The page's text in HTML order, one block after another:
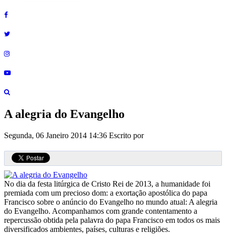
A alegria do Evangelho
Segunda, 06 Janeiro 2014 14:36 Escrito por
No dia da festa litúrgica de Cristo Rei de 2013, a humanidade foi
premiada com um precioso dom: a exortação apostólica do papa
Francisco sobre o anúncio do Evangelho no mundo atual: A alegria
do Evangelho. Acompanhamos com grande contentamento a
repercussão obtida pela palavra do papa Francisco em todos os mais
diversificados ambientes, países, culturas e religiões.